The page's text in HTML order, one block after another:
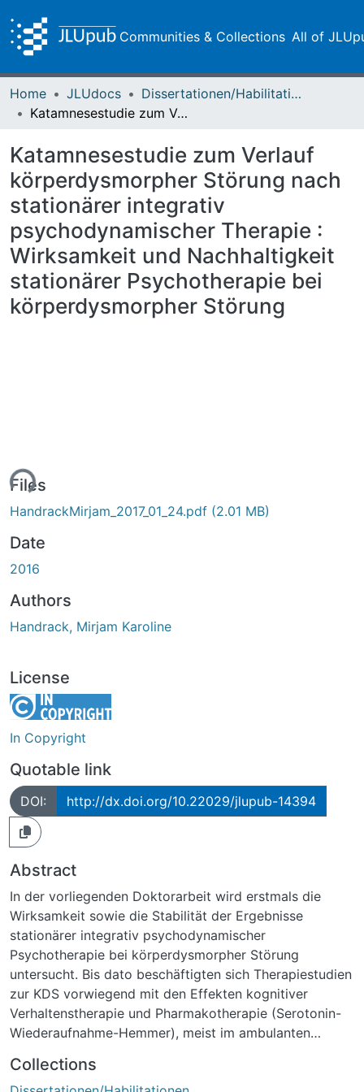
Communities & Collections All of
Home JLUdocs
Dissertationen/Habilitationen
Katamnesestudie zum Verlauf körperdysmorpher Störung nach stationärer integrativ psychodynamischer Therapie : Wirksamkeit und Nachhaltigkeit stationärer Psychotherapie bei körperdysmorpher Störung
Katamnesestudie zum Verlauf
körperdysmorpher Störung nach
stationärer integrativ
psychodynamischer Therapie :
Wirksamkeit und Nachhaltigkeit
stationärer Psychotherapie bei
körperdysmorpher Störung
Files
HandrackMirjam_2017_01_24.pdf (2.01 MB)
Date
2016
Authors
Handrack, Mirjam Karoline
License
In Copyright
Quotable link
DOI: http://dx.doi.org/10.22029/jlupub-14394
Abstract
In der vorliegenden Doktorarbeit wird erstmals die
Wirksamkeit sowie die Stabilität der Ergebnisse
stationärer integrativ psychodynamischer
Psychotherapie bei körperdysmorpher Störung
untersucht. Bis dato beschäftigten sich Therapiestudien
zur KDS vorwiegend mit den Effekten kognitiver
Verhaltenstherapie und Pharmakotherapie (Serotonin-
Wiederaufnahme-Hemmer), meist im ambulanten
psychodynamischer Verfahren in Deutschland und
Collections